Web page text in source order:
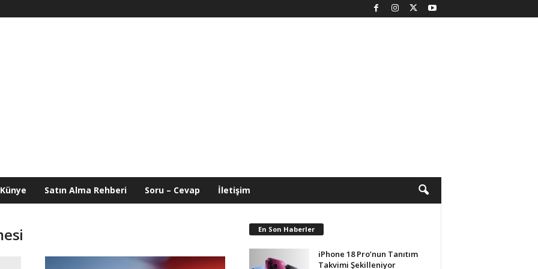
Künye Satın Alma Rehberi Soru – Cevap İletişim
En Son Haberler
iPhone 18 Pro’nun Tanıtım
Takvimi Şekilleniyor